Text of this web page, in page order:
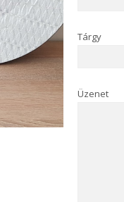
Tárgy
Üzenet